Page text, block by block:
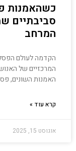
כשהאמנות
סביבתיים
המרחב
הקדמה לעולם
המרכזיים של
האמנות השונים,
קרא עוד »
אוגוסט 15, 2025